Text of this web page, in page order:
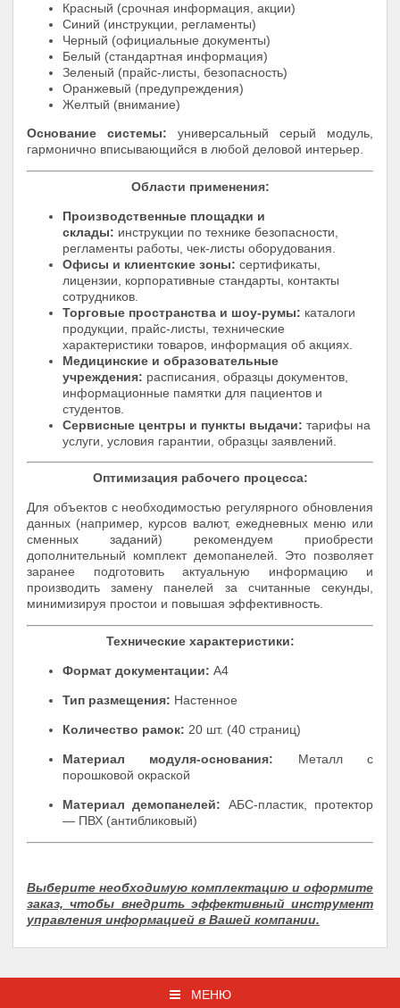
Красный (срочная информация, акции)
Синий (инструкции, регламенты)
Черный (официальные документы)
Белый (стандартная информация)
Зеленый (прайс-листы, безопасность)
Оранжевый (предупреждения)
Желтый (внимание)
Основание системы: универсальный серый модуль,
гармонично вписывающийся в любой деловой интерьер.
Области применения:
Производственные площадки и
склады: инструкции по технике безопасности,
регламенты работы, чек-листы оборудования.
Офисы и клиентские зоны: сертификаты,
лицензии, корпоративные стандарты, контакты
сотрудников.
Торговые пространства и шоу-румы: каталоги
продукции, прайс-листы, технические
характеристики товаров, информация об акциях.
Медицинские и образовательные
учреждения: расписания, образцы документов,
информационные памятки для пациентов и
студентов.
Сервисные центры и пункты выдачи: тарифы на
услуги, условия гарантии, образцы заявлений.
Оптимизация рабочего процесса:
Для объектов с необходимостью регулярного обновления
данных (например, курсов валют, ежедневных меню или
сменных заданий) рекомендуем приобрести
дополнительный комплект демопанелей. Это позволяет
заранее подготовить актуальную информацию и
производить замену панелей за считанные секунды,
минимизируя простои и повышая эффективность.
Технические характеристики:
Формат документации: А4
Тип размещения: Настенное
Количество рамок: 20 шт. (40 страниц)
Материал модуля-основания: Металл с
порошковой окраской
Материал демопанелей: АБС-пластик, протектор
— ПВХ (антибликовый)
Выберите необходимую комплектацию и оформите
заказ, чтобы внедрить эффективный инструмент
управления информацией в Вашей компании.
МЕНЮ